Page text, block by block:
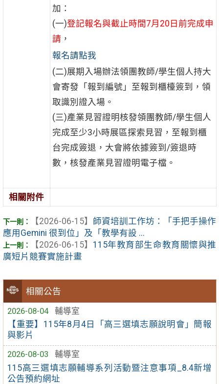
相關公告
2026-08-04
輔導室
【重要】115年8月4日「高三選填志願說明會」簡報
與影片
2026-08-03
輔導室
115高三選填志願輔導系列活動暨注意事項_8.4新增
公告預約網址
加：
(一)登記報名與截止時間7月20日前完成申
請 ，
報名請點我
(二)展期入場辦法領團教師/學生個人持大
會寄發「報到編號」至報到櫃檯簽到，領
取識別證入場。
(三)產業見習證明核發領團教師/學生個人
完成至少3小時展區探索見習，至報到櫃
台完成簽退，大會將依據簽到/簽退時
數，核發產業見習證明電子檔。
相關附件
【2026-06-15】 師資培訓工作坊：「手把手操作
應用Gemini 很到位」及「教學有設 ...
【2026-06-15】 115年教育部生命教育關懷與推
廣短片競賽實施計畫